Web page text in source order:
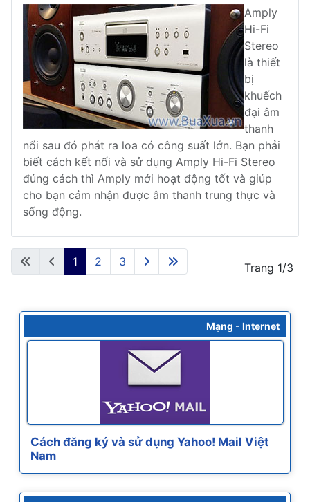
Amply
Hi-Fi
Stereo
là thiết
bị
khuếch
đại âm
thanh
nổi sau đó phát ra loa có công suất lớn. Bạn phải
biết cách kết nối và sử dụng Amply Hi-Fi Stereo
đúng cách thì Amply mới hoạt động tốt và giúp
cho bạn cảm nhận được âm thanh trung thực và
sống động.
Trang 1/3
1 2 3
Mạng - Internet
Cách đăng ký và sử dụng Yahoo! Mail Việt
Nam